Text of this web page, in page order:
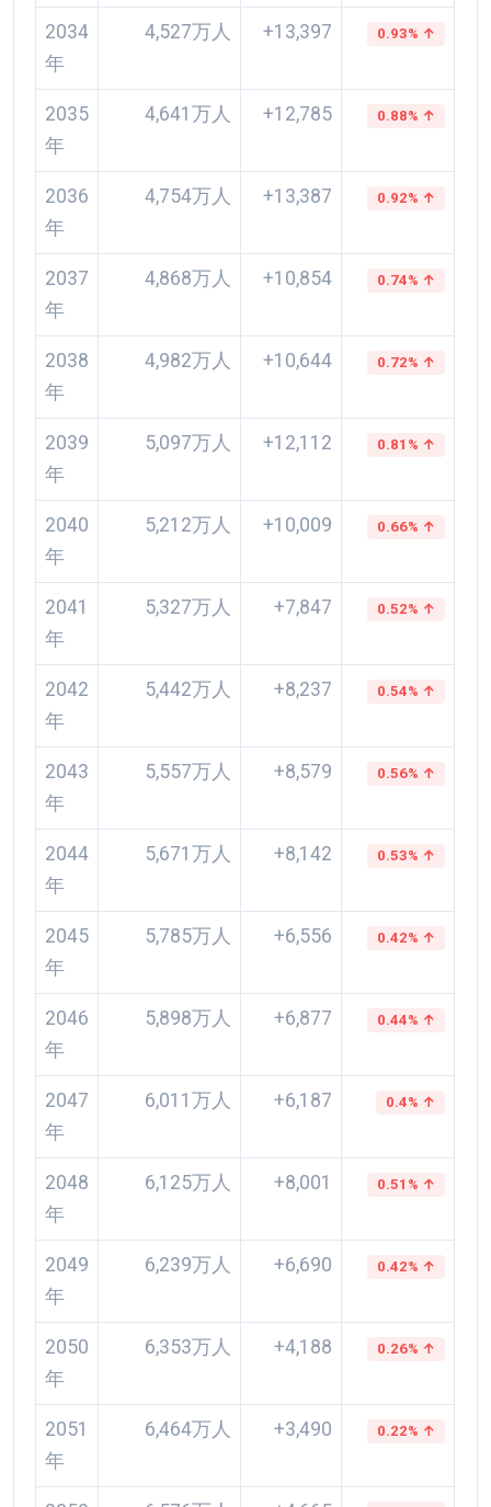
2034
年
4,527万人 +13,397 0.93% ↑
2035
年
4,641万人 +12,785 0.88% ↑
2036
年
4,754万人 +13,387 0.92% ↑
2037
年
4,868万人 +10,854 0.74% ↑
2038
年
4,982万人 +10,644 0.72% ↑
2039
年
5,097万人 +12,112 0.81% ↑
2040
年
5,212万人 +10,009 0.66% ↑
2041
年
5,327万人 +7,847 0.52% ↑
2042
年
5,442万人 +8,237 0.54% ↑
2043
年
5,557万人 +8,579 0.56% ↑
2044
年
5,671万人 +8,142 0.53% ↑
2045
年
5,785万人 +6,556 0.42% ↑
2046
年
5,898万人 +6,877 0.44% ↑
2047
年
6,011万人 +6,187 0.4% ↑
2048
年
6,125万人 +8,001 0.51% ↑
2049
年
6,239万人 +6,690 0.42% ↑
2050
年
6,353万人 +4,188 0.26% ↑
2051
年
6,464万人 +3,490 0.22% ↑